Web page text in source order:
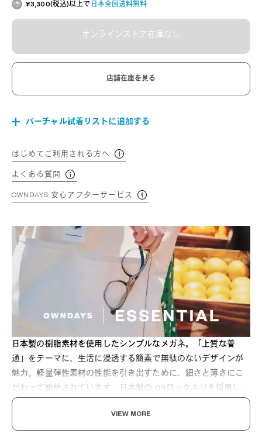
¥3,300(税込)以上で 日本全国送料無料
オンラインストア在庫なし
店舗在庫を見る
バーチャル試着リストに追加する
はじめてご利用される方へ
よくある質問
OWNDAYS 安心アフターサービス
日本製の樹脂素材を使用したシンプルなメガネ。「上質な普
通」をテーマに、生活に浸透する簡素で無駄のないデザインが
魅力。軽量弾性素材の性能を引き出すために、細さと薄さにこ
だわって設計されています。日本製の OSロックネジを採用し、
長期間ネジの緩みを防止します。クセのないウェリントンシェ
イプです。オンでもオフでも掛けるシチュエーションを選びま
せん。
VIEW MORE